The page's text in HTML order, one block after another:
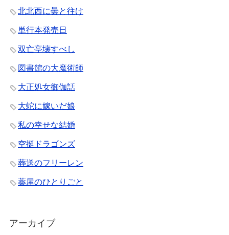
北北西に曇と往け
単行本発売日
双亡亭壊すべし
図書館の大魔術師
大正処女御伽話
大蛇に嫁いだ娘
私の幸せな結婚
空挺ドラゴンズ
葬送のフリーレン
薬屋のひとりごと
アーカイブ